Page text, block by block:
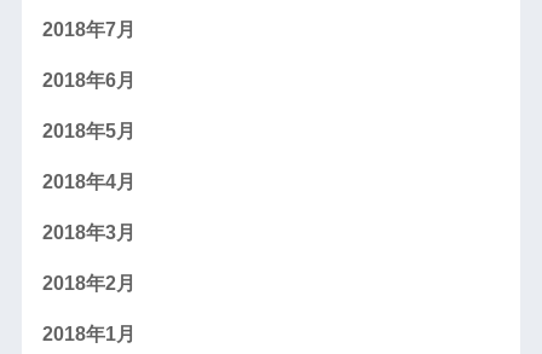
2018年7月
2018年6月
2018年5月
2018年4月
2018年3月
2018年2月
2018年1月